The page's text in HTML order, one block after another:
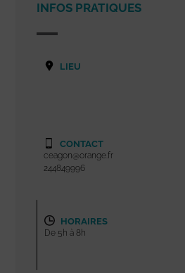
INFOS PRATIQUES
LIEU
CONTACT
ceagon@orange.fr
244849996
HORAIRES
De 5h à 8h